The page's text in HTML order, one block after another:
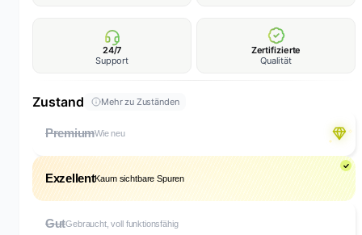
24/7
Support
Zertifizierte
Qualität
Zustand Mehr zu Zuständen
PremiumWie neu
ExzellentKaum sichtbare Spuren
GutGebraucht, voll funktionsfähig